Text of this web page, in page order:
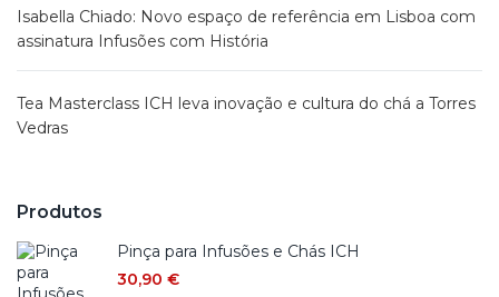
Isabella Chiado: Novo espaço de referência em Lisboa com
assinatura Infusões com História
Tea Masterclass ICH leva inovação e cultura do chá a Torres
Vedras
Produtos
Pinça para Infusões e Chás ICH
30,90 €